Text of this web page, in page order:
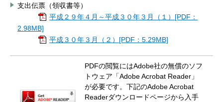
支出伝票（領収書等）
平成２９年４月～平成３０年３月（１）[PDF：
2.98MB]
平成３０年３月（２）[PDF：5.29MB]
PDFの閲覧にはAdobe社の無償のソフ
トウェア「Adobe Acrobat Reader」
が必要です。下記のAdobe Acrobat
Readerダウンロードページから入手